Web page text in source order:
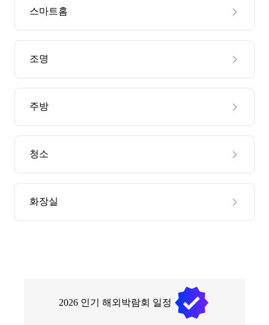
스마트홈
조명
주방
청소
화장실
2026 인기 해외박람회 일정